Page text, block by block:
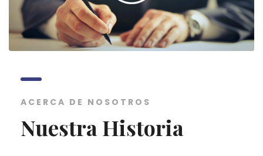
ACERCA DE NOSOTROS
Nuestra Historia